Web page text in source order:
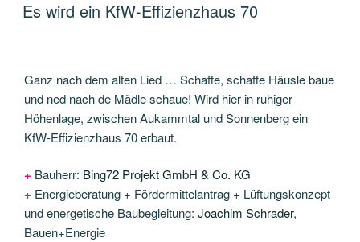
AM
Es wird ein KfW-Effizienzhaus 70
Ganz nach dem alten Lied … Schaffe, schaffe Häusle baue
und ned nach de Mädle schaue! Wird hier in ruhiger
Höhenlage, zwischen Aukammtal und Sonnenberg ein
KfW-Effizienzhaus 70 erbaut.
+ Bauherr: Bing72 Projekt GmbH & Co. KG
+ Energieberatung + Fördermittelantrag + Lüftungskonzept
und energetische Baubegleitung: Joachim Schrader,
Bauen+Energie